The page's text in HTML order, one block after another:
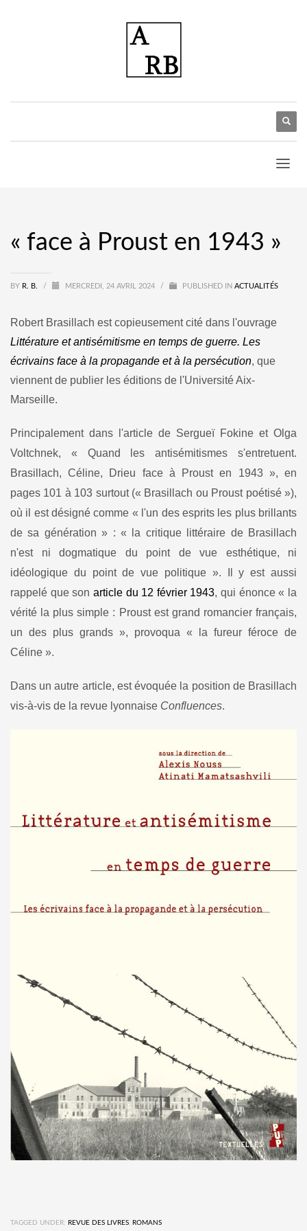
« face à Proust en 1943 »
BY R. B. / MERCREDI, 24 AVRIL 2024 / PUBLISHED IN ACTUALITÉS
Robert Brasillach est copieusement cité dans l'ouvrage
Littérature et antisémitisme en temps de guerre. Les
écrivains face à la propagande et à la persécution, que
viennent de publier les éditions de l'Université Aix-
Marseille.
Principalement dans l'article de Sergueï Fokine et Olga
Voltchnek, « Quand les antisémitismes s'entretuent.
Brasillach, Céline, Drieu face à Proust en 1943 », en
pages 101 à 103 surtout (« Brasillach ou Proust poétisé »),
où il est désigné comme « l'un des esprits les plus brillants
de sa génération » : « la critique littéraire de Brasillach
n'est ni dogmatique du point de vue esthétique, ni
idéologique du point de vue politique ». Il y est aussi
rappelé que son article du 12 février 1943, qui énonce « la
vérité la plus simple : Proust est grand romancier français,
un des plus grands », provoqua « la fureur féroce de
Céline ».
Dans un autre article, est évoquée la position de Brasillach
vis-à-vis de la revue lyonnaise Confluences.
TAGGED UNDER: REVUE DES LIVRES ROMANS